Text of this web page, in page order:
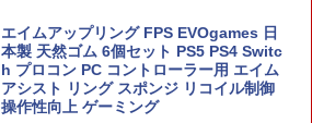
【10%OFFクーポン配布中】【365日完
全保証】 Nintendo Switch2 保護フィル
ム 任天堂 Switch2 フィルム スイッチ2
保護フィルム ブルーライトカット 7.9イ
ンチ 10H ガラスザムライ 液晶保護フィ
エイムアップリング FPS EVOgames 日
本製 天然ゴム 6個セット PS5 PS4 Switc
h プロコン PC コントローラー用 エイム
アシスト リング スポンジ リコイル制御
操作性向上 ゲーミング